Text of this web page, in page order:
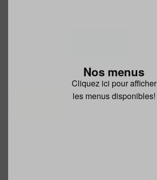
Nos menus
Cliquez ici pour afficher
les menus disponibles!